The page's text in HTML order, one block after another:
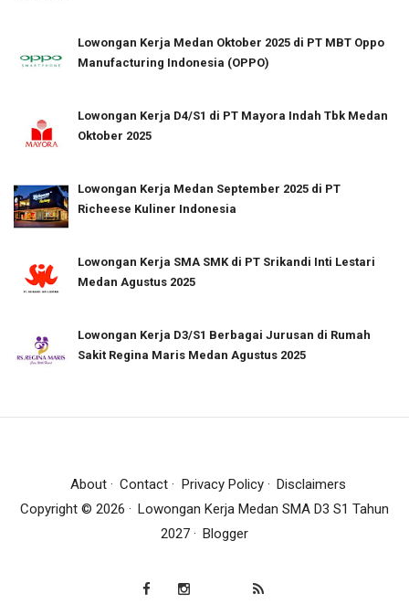
Lowongan Kerja Medan Oktober 2025 di PT MBT Oppo
Manufacturing Indonesia (OPPO)
Lowongan Kerja D4/S1 di PT Mayora Indah Tbk Medan
Oktober 2025
Lowongan Kerja Medan September 2025 di PT
Richeese Kuliner Indonesia
Lowongan Kerja SMA SMK di PT Srikandi Inti Lestari
Medan Agustus 2025
Lowongan Kerja D3/S1 Berbagai Jurusan di Rumah
Sakit Regina Maris Medan Agustus 2025
About Contact Privacy Policy
Disclaimers
Copyright © 2026
Lowongan Kerja Medan SMA D3 S1 Tahun
2027
Blogger